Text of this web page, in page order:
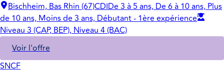
Bischheim, Bas Rhin (67)CDIDe 3 à 5 ans, De 6 à 10 ans, Plus
de 10 ans, Moins de 3 ans, Débutant - 1ère expérience
Niveau 3 (CAP, BEP), Niveau 4 (BAC)
Voir l'offre
SNCF